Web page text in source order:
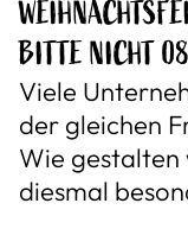
BITTE NICHT
Viele
der gleichen
Wie gestalten
diesmal